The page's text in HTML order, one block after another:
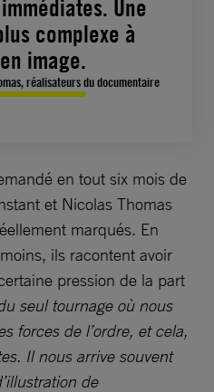
Une
complexe à
image.
réalisateurs du documentaire
en tout six mois de
et Nicolas Thomas
marqués. En
ils racontent avoir
pression de la part
seul tournage où nous
forces de l’ordre, et cela,
Il nous arrive souvent
de